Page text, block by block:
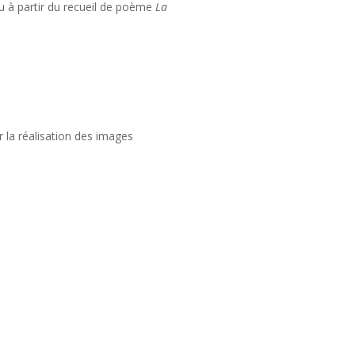
à partir du recueil de poème La
la réalisation des images